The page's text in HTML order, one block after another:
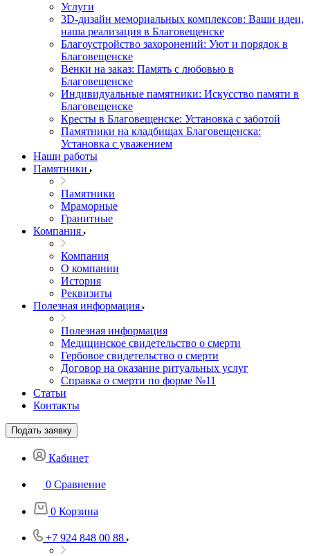
Услуги
3D-дизайн мемориальных комплексов: Ваши идеи,
наша реализация в Благовещенске
Благоустройство захоронений: Уют и порядок в
Благовещенске
Венки на заказ: Память с любовью в
Благовещенске
Индивидуальные памятники: Искусство памяти в
Благовещенске
Кресты в Благовещенске: Установка с заботой
Памятники на кладбищах Благовещенска:
Установка с уважением
Наши работы
Памятники
Памятники
Мраморные
Гранитные
Компания
Компания
О компании
История
Реквизиты
Полезная информация
Полезная информация
Медицинское свидетельство о смерти
Гербовое свидетельство о смерти
Договор на оказание ритуальных услуг
Справка о смерти по форме №11
Статьи
Контакты
Подать заявку
Кабинет
0 Сравнение
0 Корзина
+7 924 848 00 88